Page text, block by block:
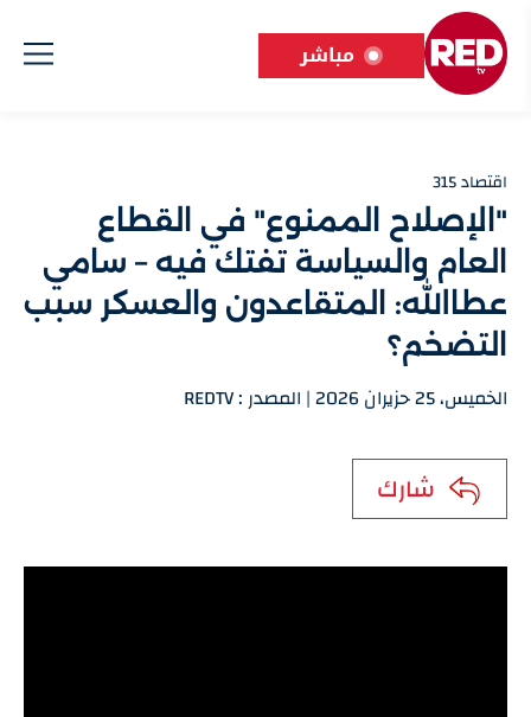
مباشر
اقتصاد 315
"الإصلاح الممنوع" في القطاع
العام والسياسة تفتك فيه – سامي
عطاالله: المتقاعدون والعسكر سبب
التضخم؟
الخميس، 25 حزيران 2026 | المصدر : REDTV
شارك